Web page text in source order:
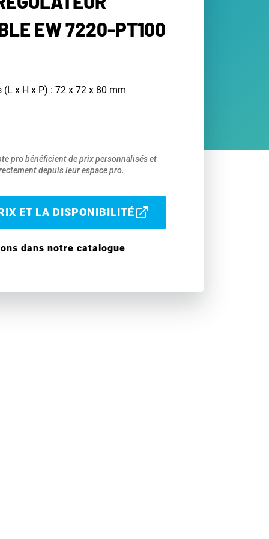
EW 7220-PT100
x H x P) : 72 x 72 x 80 mm
pro bénéficient de prix personnalisés et
depuis leur espace pro.
ET LA DISPONIBILITÉ
dans notre catalogue